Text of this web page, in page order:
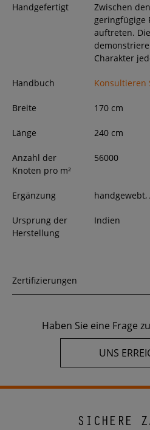
Handgefertigt
Zwischen
geringfügige
auftreten.
Charakter
Handbuch Konsultieren
Breite 170cm
Länge 240cm
Anzahl der
Knoten pro m²
56000
Ergänzung
Ursprung der
Herstellung
Indien
Zertifizierungen
Haben Sie eine Frage
UNS
SICHERE